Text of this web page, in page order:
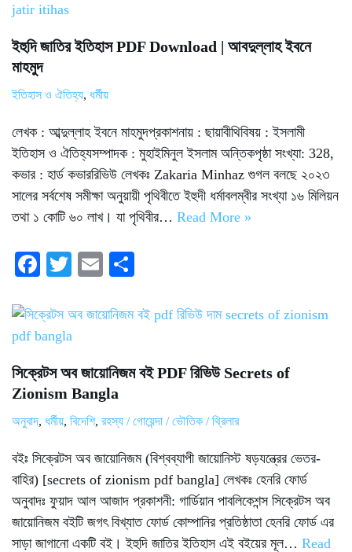
ইহুদি জাতির ইতিহাস PDF Download | আবদুল্লাহ ইবনে
মাহমুদ
ইতিহাস ও ঐতিহ্য, ধর্মীয়
লেখক : আব্দুল্লাহ ইবনে মাহমুদপ্রকাশনায় : ছায়াবীথিবিষয় : ইসলামী
ইতিহাস ও ঐতিহ্যসম্পাদক : মুহাইমিনুল ইসলাম অন্তিকপৃষ্ঠা সংখ্যা: 328,
কভার : হার্ড কভাররিভিউ লেখকঃ Zakaria Minhaz গুগল বলছে ২০২৩
সালের সর্বশেষ সমীক্ষা অনুয়ায়ী পৃথিবীতে ইহুদী ধর্মাবলম্বীর সংখ্যা ১৬ মিলিয়ন
তথা ১ কোটি ৬০ লাখ। যা পৃথিবীর… Read More »
Fa
bo
ok
T
tte
r
E
ail re
সিক্রেটস অব জায়োনিজম বই PDF রিভিউ Secrets of
Zionism Bangla
অনুবাদ, ধর্মীয়, বিদেশি, রহস্য / গোয়েন্দা / ভৌতিক / থ্রিলার
বইঃ সিক্রেটস অব জায়োনিজম (বিশ্বব্যাপী জায়োনিস্ট ষড়যন্ত্রের ভেতর-
বাহির) [secrets of zionism pdf bangla] লেখকঃ হেনরি ফোর্ড
অনুবাদঃ ফুয়াদ আল আজাদ প্রকাশনী: গার্ডিয়ান পাবলিকেশন্স সিক্রেটস অব
জায়োনিজম বইটি জগৎ বিখ্যাত ফোর্ড কোম্পানির প্রতিষ্ঠাতা হেনরি ফোর্ড এর
সাড়া জাগানো একটি বই। ইহুদি জাতির ইতিহাস এই বইয়ের মূল… Read